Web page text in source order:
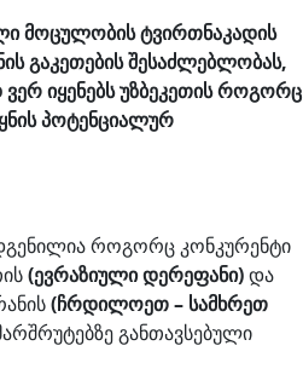
მოცულობის ტვირთნაკადის
გაკეთების შესაძლებლობას,
იყენებს უზბეკეთის როგორც
პოტენციალურ
როგორც კონკურენტი
(ევრაზიული დერეფანი)და
(ჩრდილოეთ – სამხრეთ
განთავსებული